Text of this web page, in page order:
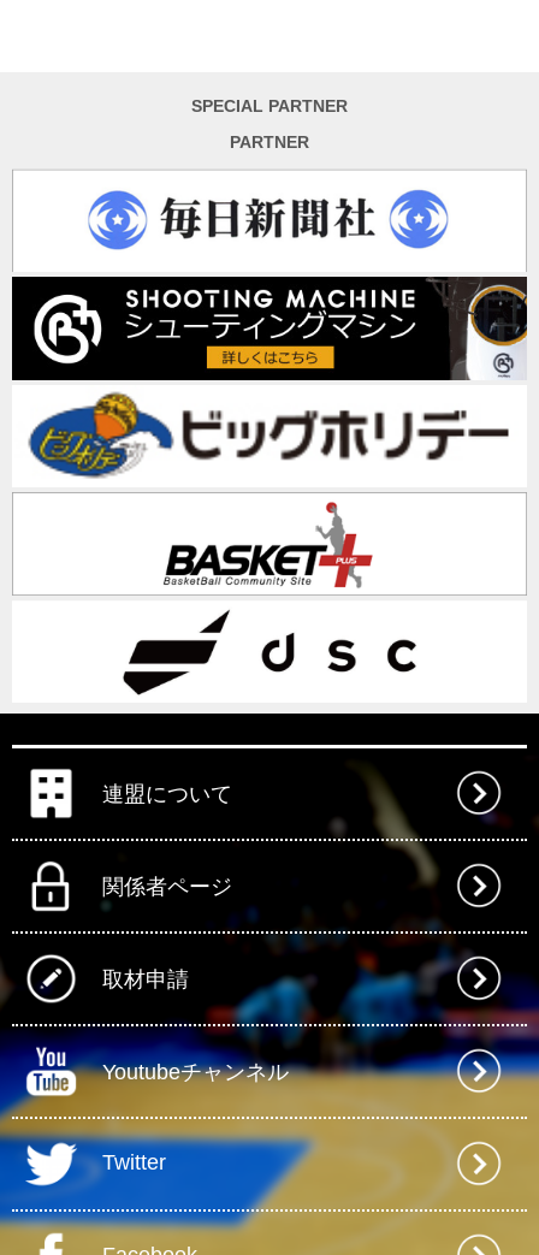
SPECIAL PARTNER
PARTNER
連盟について
関係者ページ
取材申請
Youtubeチャンネル
Twitter